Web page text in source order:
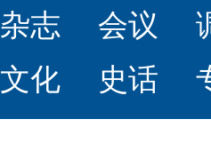
杂志 会议
文化
史话